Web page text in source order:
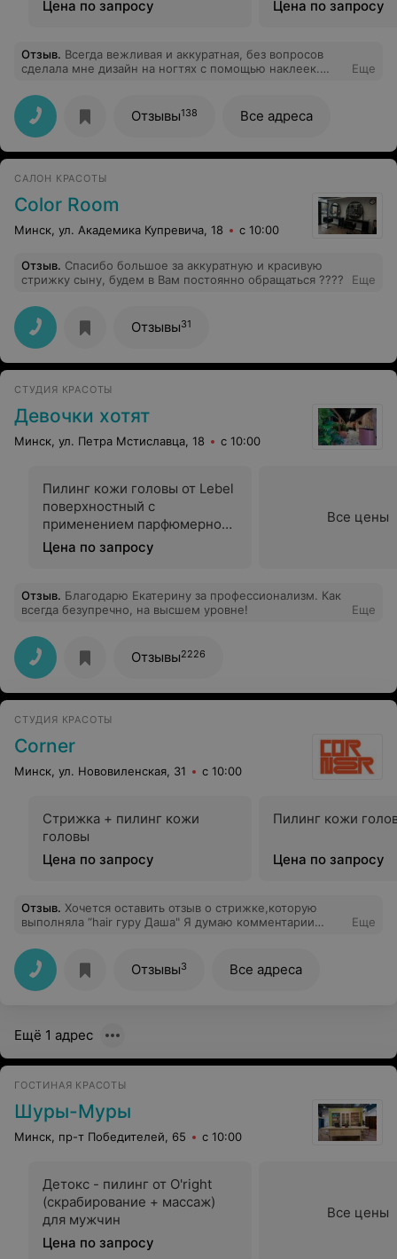
Цена по запросу Цена по запросу
Отзыв. Всегда вежливая и аккуратная, без вопросов
сделала мне дизайн на ногтях с помощью наклеек.
Еще
Отзывы138 Все адреса
САЛОН КРАСОТЫ
Color Room
Минск, ул. Академика Купревича, 18 с 10:00
Отзыв. Спасибо большое за аккуратную и красивую
стрижку сыну, будем в Вам постоянно обращаться ????
Еще
Отзывы31
СТУДИЯ КРАСОТЫ
Девочки хотят
Минск, ул. Петра Мстиславца, 18 с 10:00
Пилинг кожи головы от Lebel
поверхностный с
применением парфюмерно-
косметической продукции
Цена по запросу
Все цены
Отзыв. Благодарю Екатерину за профессионализм. Как
всегда безупречно, на высшем уровне!
Еще
Отзывы2226
СТУДИЯ КРАСОТЫ
Corner
Минск, ул. Нововиленская, 31 с 10:00
Стрижка + пилинг кожи
головы
Цена по запросу
Пилинг кожи
Цена по запросу
Отзыв. Хочется оставить отзыв о стрижке,которую
выполняла “hair гуру Даша" Я думаю комментарии
много слез,ситуацию приняла ,все равно никак не
изменить. Просто не заблуждайтесь людей,что это
«hair гуру » Лет 10 назад в самой дешевой
парикмахерской стригли лучше.
Еще
Отзывы3 Все адреса
Ещё 1 адрес
ГОСТИНАЯ КРАСОТЫ
Шуры-Муры
Минск, пр-т Победителей, 65 с 10:00
Детокс - пилинг от O'right
(скрабирование + массаж)
для мужчин
Цена по запросу
Все цены